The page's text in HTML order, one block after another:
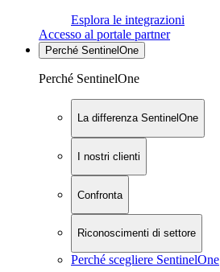
Esplora le integrazioni
Accesso al portale partner
Perché SentinelOne
Perché SentinelOne
La differenza SentinelOne
I nostri clienti
Confronta
Riconoscimenti di settore
Perché scegliere SentinelOne